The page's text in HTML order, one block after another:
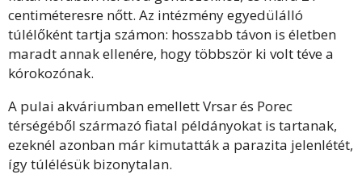
centiméteresre nőtt. Az intézmény egyedülálló
túlélőként tartja számon: hosszabb távon is életben
maradt annak ellenére, hogy többször ki volt téve a
kórokozónak.
A pulai akváriumban emellett Vrsar és Porec
térségéből származó fiatal példányokat is tartanak,
ezeknél azonban már kimutatták a parazita jelenlétét,
így túlélésük bizonytalan.